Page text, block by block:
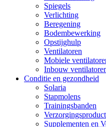
Spiegels
Verlichting
Beregening
Bodembewerking
Opstijghulp
Ventilatoren
Mobiele
Inbouw
Conditie en gezondheid
Solaria
Stapmolens
Trainingsbanden
Supplementen en